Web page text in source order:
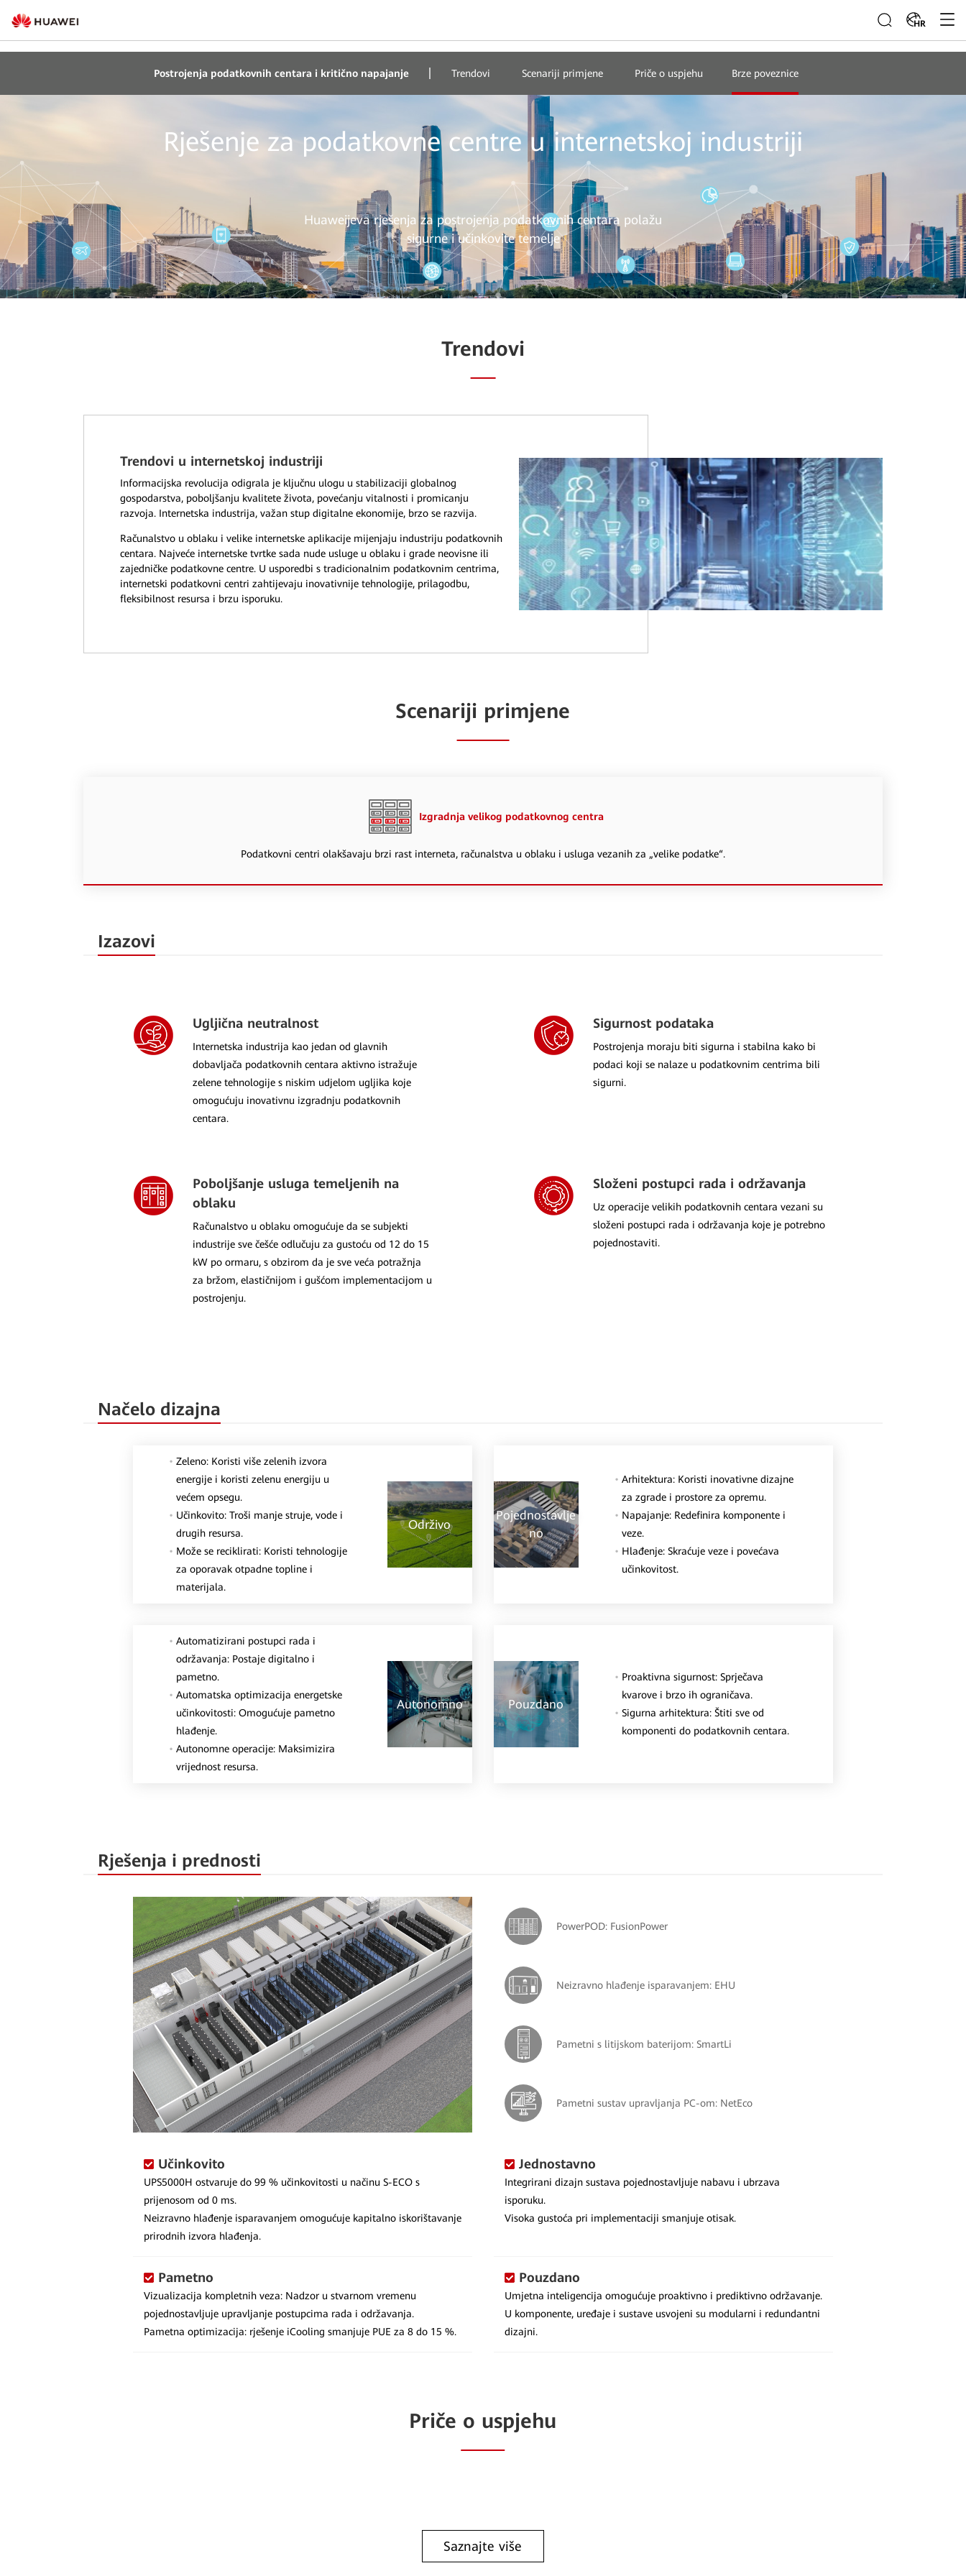
HR
Postrojenja podatkovnih centara i kritično napajanje Trendovi Scenariji primjene Priče o uspjehu Brze poveznice
Rješenje za podatkovne centre u internetskoj industriji
Huaweijeva rješenja za postrojenja podatkovnih centara polažu
sigurne i učinkovite temelje
Trendovi
Trendovi u internetskoj industriji
Informacijska revolucija odigrala je ključnu ulogu u stabilizaciji globalnog
gospodarstva, poboljšanju kvalitete života, povećanju vitalnosti i promicanju
razvoja. Internetska industrija, važan stup digitalne ekonomije, brzo se razvija.
Računalstvo u oblaku i velike internetske aplikacije mijenjaju industriju podatkovnih
centara. Najveće internetske tvrtke sada nude usluge u oblaku i grade neovisne ili
zajedničke podatkovne centre. U usporedbi s tradicionalnim podatkovnim centrima,
internetski podatkovni centri zahtijevaju inovativnije tehnologije, prilagodbu,
fleksibilnost resursa i brzu isporuku.
Scenariji primjene
Izgradnja velikog podatkovnog centra
Podatkovni centri olakšavaju brzi rast interneta, računalstva u oblaku i usluga vezanih za „velike podatke“.
Izazovi
Ugljična neutralnost
Internetska industrija kao jedan od glavnih
dobavljača podatkovnih centara aktivno istražuje
zelene tehnologije s niskim udjelom ugljika koje
omogućuju inovativnu izgradnju podatkovnih
centara.
Sigurnost podataka
Postrojenja moraju biti sigurna i stabilna kako bi
podaci koji se nalaze u podatkovnim centrima bili
sigurni.
Poboljšanje usluga temeljenih na
oblaku
Računalstvo u oblaku omogućuje da se subjekti
industrije sve češće odlučuju za gustoću od 12 do 15
kW po ormaru, s obzirom da je sve veća potražnja
za bržom, elastičnijom i gušćom implementacijom u
postrojenju.
Složeni postupci rada i održavanja
Uz operacije velikih podatkovnih centara vezani su
složeni postupci rada i održavanja koje je potrebno
pojednostaviti.
Načelo dizajna
Zeleno: Koristi više zelenih izvora
energije i koristi zelenu energiju u
većem opsegu.
Učinkovito: Troši manje struje, vode i
drugih resursa.
Može se reciklirati: Koristi tehnologije
za oporavak otpadne topline i
materijala.
Održivo
Pojednostavlje
no
Arhitektura: Koristi inovativne dizajne
za zgrade i prostore za opremu.
Napajanje: Redefinira komponente i
veze.
Hlađenje: Skraćuje veze i povećava
učinkovitost.
Automatizirani postupci rada i
održavanja: Postaje digitalno i
pametno.
Automatska optimizacija energetske
učinkovitosti: Omogućuje pametno
hlađenje.
Autonomne operacije: Maksimizira
vrijednost resursa.
Autonomno Pouzdano
Proaktivna sigurnost: Sprječava
kvarove i brzo ih ograničava.
Sigurna arhitektura: Štiti sve od
komponenti do podatkovnih centara.
Rješenja i prednosti
PowerPOD: FusionPower
Neizravno hlađenje isparavanjem: EHU
Pametni s litijskom baterijom: SmartLi
Pametni sustav upravljanja PC-om: NetEco
Učinkovito
UPS5000H ostvaruje do 99 % učinkovitosti u načinu S-ECO s
prijenosom od 0 ms.
Neizravno hlađenje isparavanjem omogućuje kapitalno iskorištavanje
prirodnih izvora hlađenja.
Jednostavno
Integrirani dizajn sustava pojednostavljuje nabavu i ubrzava
isporuku.
Visoka gustoća pri implementaciji smanjuje otisak.
Pametno
Vizualizacija kompletnih veza: Nadzor u stvarnom vremenu
pojednostavljuje upravljanje postupcima rada i održavanja.
Pametna optimizacija: rješenje iCooling smanjuje PUE za 8 do 15 %.
Pouzdano
Umjetna inteligencija omogućuje proaktivno i prediktivno održavanje.
U komponente, uređaje i sustave usvojeni su modularni i redundantni
dizajni.
Priče o uspjehu
Saznajte više